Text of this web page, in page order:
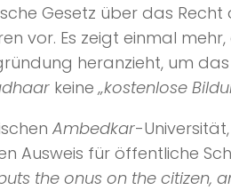
Gesetz über das
vor. Es zeigt einmal
heranzieht, um
keine„kostenlose
Ambedkar-
Ausweis für öffentliche
the onus on the citizen,